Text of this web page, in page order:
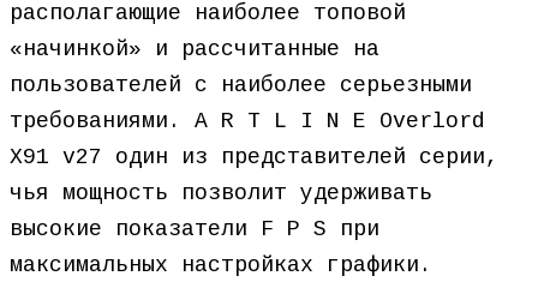
располагающие наиболее топовой
«начинкой» и рассчитанные на
пользователей с наиболее серьезными
требованиями. A R T L I N E Overlord
X91 v27 один из представителей серии,
чья мощность позволит удерживать
высокие показатели F P S при
максимальных настройках графики.ﾠ